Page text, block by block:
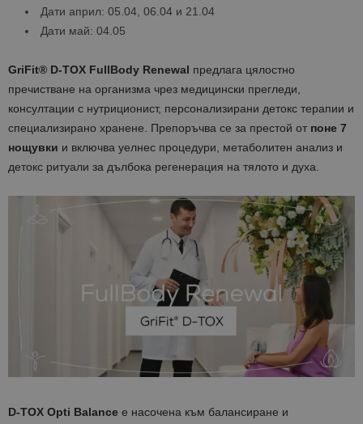
Дати април: 05.04, 06.04 и 21.04
Дати май: 04.05
GriFit® D-TOX FullBody Renewal предлага цялостно
пречистване на организма чрез медицински прегледи,
консултации с нутриционист, персонализирани детокс терапии и
специализирано хранене. Препоръчва се за престой от поне 7
нощувки и включва уелнес процедури, метаболитен анализ и
детокс ритуали за дълбока регенерация на тялото и духа.
D-TOX Opti Balance е насочена към балансиране и